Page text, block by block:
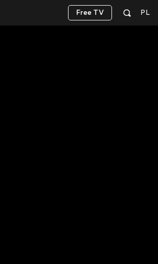
PL
Free TV